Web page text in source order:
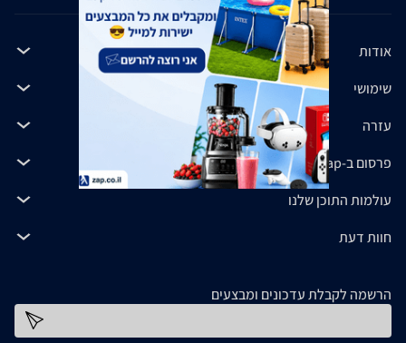
אודות
שימושי
עזרה
פרסום ב-zap
עולמות התוכן שלנו
חוות דעת
הרשמה לקבלת עדכונים ומבצעים